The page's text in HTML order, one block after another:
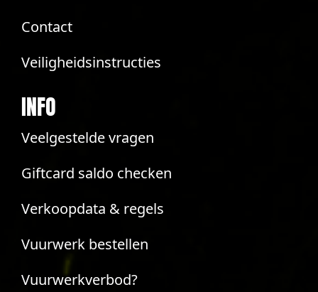
Contact
Veiligheidsinstructies
INFO
Veelgestelde vragen
Giftcard saldo checken
Verkoopdata & regels
Vuurwerk bestellen
Vuurwerkverbod?